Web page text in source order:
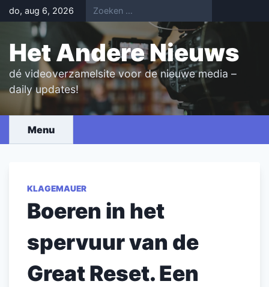
Skip
to
content
do, aug 6, 2026
Het Andere Nieuws
dé videoverzamelsite voor de nieuwe media –
daily updates!
Menu
KLAGEMAUER
Boeren in het
spervuur van de
Great Reset. Een